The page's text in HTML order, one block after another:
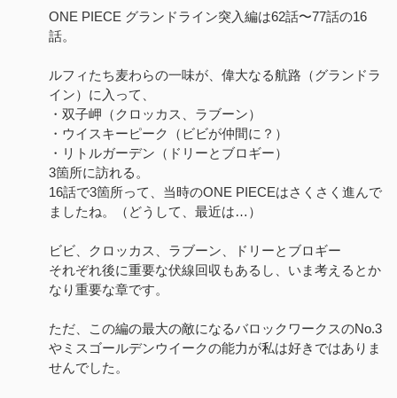
ONE PIECE グランドライン突入編は62話〜77話の16
話。
ルフィたち麦わらの一味が、偉大なる航路（グランドラ
イン）に入って、
・双子岬（クロッカス、ラブーン）
・ウイスキーピーク（ビビが仲間に？）
・リトルガーデン（ドリーとブロギー）
3箇所に訪れる。
16話で3箇所って、当時のONE PIECEはさくさく進んで
ましたね。（どうして、最近は…）
ビビ、クロッカス、ラブーン、ドリーとブロギー
それぞれ後に重要な伏線回収もあるし、いま考えるとか
なり重要な章です。
ただ、この編の最大の敵になるバロックワークスのNo.3
やミスゴールデンウイークの能力が私は好きではありま
せんでした。